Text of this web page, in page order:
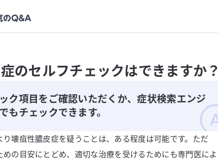
のセルフチェックはできますか？
ク項目をご確認いただくか、症状検索エンジ
もチェックできます。
り壊疽性膿皮症を疑うことは、ある程度は可能です。ただ
めの目安にとどめ、適切な治療を受けるためにも専門医によ